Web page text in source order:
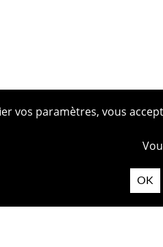
vos paramètres, vous
OK